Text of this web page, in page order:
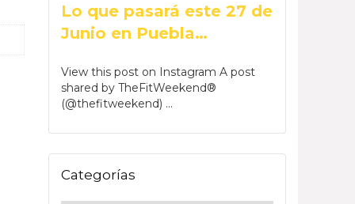
Lo que pasará este 27 de
Junio en Puebla…
View this post on Instagram A post
shared by TheFitWeekend®
(@thefitweekend) ...
Categorías